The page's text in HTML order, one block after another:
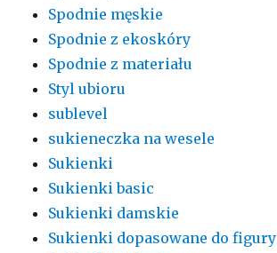
Spodnie męskie
Spodnie z ekoskóry
Spodnie z materiału
Styl ubioru
sublevel
sukieneczka na wesele
Sukienki
Sukienki basic
Sukienki damskie
Sukienki dopasowane do figury